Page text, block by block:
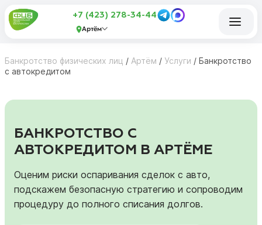
+7 (423) 278-34-44
Артём
Банкротство физических лиц / Артём / Услуги / Банкротство
с автокредитом
БАНКРОТСТВО С
АВТОКРЕДИТОМ В АРТЁМЕ
Оценим риски оспаривания сделок с авто,
подскажем безопасную стратегию и сопроводим
процедуру до полного списания долгов.